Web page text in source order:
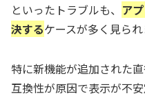
といったトラブルも、 ア
決するケースが多く見られ
特に新機能が追加された
互換性が原因で表示が不